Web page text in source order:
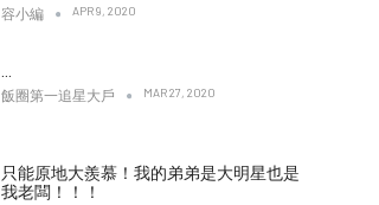
容小編 APR 9, 2020
飯圈第一追星大戶 MAR 27, 2020
只能原地大羨慕！我的弟弟是大明星也是
我老闆！！！